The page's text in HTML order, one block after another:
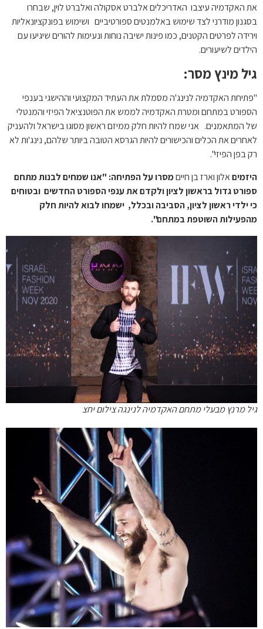
את האקדמיה עיצבו האדריכלים אלברט אסקולה ואלברט לוין, שבחרו
בסגנון מודרני לצד שימוש באלמנטים ספורטיביים ושימוש בפונקציונאליות
וירידה לפרטים הקטנים, כמו פינות ישיבה נוחות ונעימות להורים שיגיעו עם
הילדים לשיעורים.
גיל מינץ מסר:
"פתיחת האקדמיה לנינג'ה מסמלת את העתיד המקצועי וההישגי בענפי
הספורט במתחם ומטרת האקדמיה לממש את הפוטנציאל הפיזי והמנטלי
של המתאמנים. אני שמח להיות חלק ממיזם ראשון מסוגו בישראל ולהעניק
לאחרים את הכלים והכישורים להיות הגרסא הטובה ביותר שלהם, נינג'ות לא
רק בפן הפיזי".
היזמיםאלון וארז בן חייםמסרו על הפתיחה: "אנו שמחים לבנות מתחם
ספורט גדול בראשון לציון ולקדם את ענפי הספורט החדשים ובטוחים
כי ילדי ראשון לציון, הסביבה ובכלל, ישמחו לבוא להיות חלק
מהפעילות השוטפת במתחם".
גיל מרנץ מבעלי מתחם האקדמיה לנינגה צילום יחצ